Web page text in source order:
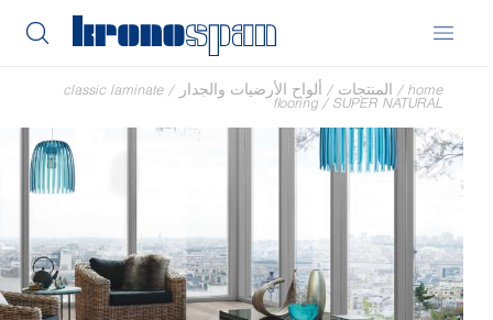
home
/ المنتجات/ ألواح الأرضيات والجدار /
classic laminate
flooring /SUPER NATURAL